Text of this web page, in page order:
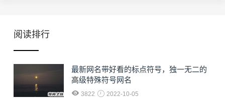
阅读排行
最新网名带好看的标点符号，独一无二的
高级特殊符号网名
3822 2022-10-05